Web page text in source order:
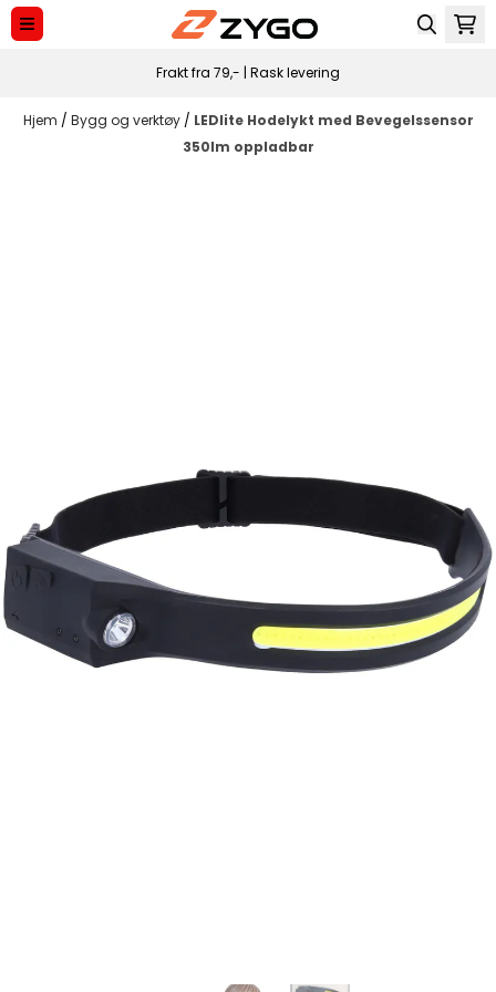
Hopp til innhold
Frakt fra 79,- | Rask levering
Hjem / Bygg og verktøy / LEDlite Hodelykt med Bevegelssensor
350lm oppladbar